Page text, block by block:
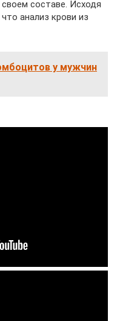
составе. Исходя
анализ крови из
у мужчин